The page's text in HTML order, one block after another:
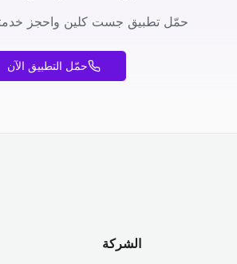
حمّل تطبيق جست كلين واحجز
حمّل التطبيق الآن
الشركة